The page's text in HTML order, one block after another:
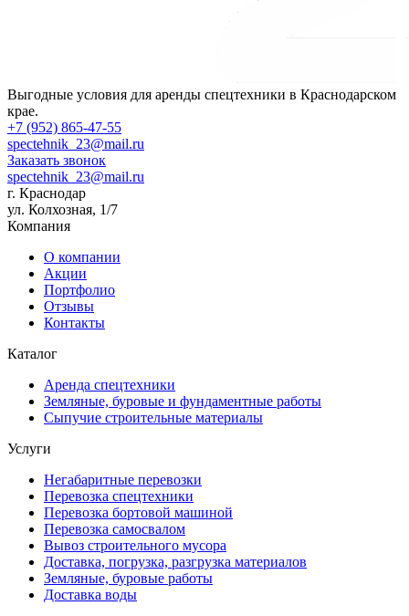
Выгодные условия для аренды спецтехники в Краснодарском
крае.
+7 (952) 865-47-55
spectehnik_23@mail.ru
Заказать звонок
spectehnik_23@mail.ru
г. Краснодар
ул. Колхозная, 1/7
Компания
О компании
Акции
Портфолио
Отзывы
Контакты
Каталог
Аренда спецтехники
Земляные, буровые и фундаментные работы
Сыпучие строительные материалы
Услуги
Негабаритные перевозки
Перевозка спецтехники
Перевозка бортовой машиной
Перевозка самосвалом
Вывоз строительного мусора
Доставка, погрузка, разгрузка материалов
Земляные, буровые работы
Доставка воды